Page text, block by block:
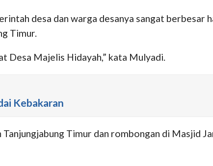
desa dan warga desanya sangat berbesar
Timur.
Desa Majelis Hidayah,” kata Mulyadi.
Kebakaran
Timur dan rombongan di Masjid